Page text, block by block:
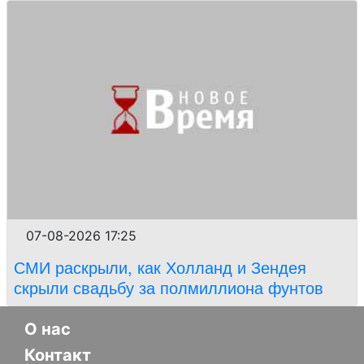
07-08-2026 17:25
СМИ раскрыли, как Холланд и Зендея
скрыли свадьбу за полмиллиона фунтов
О нас
Контакт